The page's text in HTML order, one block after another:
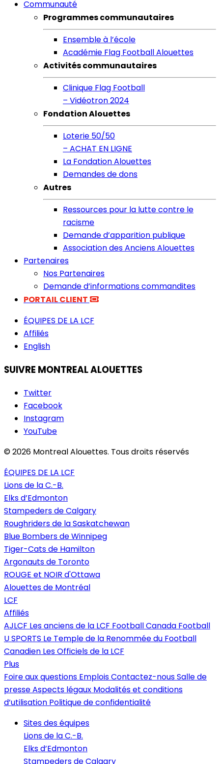
Communauté
Programmes communautaires
Ensemble à l’école
Académie Flag Football Alouettes
Activités communautaires
Clinique Flag Football
– Vidéotron 2024
Fondation Alouettes
Loterie 50/50
– ACHAT EN LIGNE
La Fondation Alouettes
Demandes de dons
Autres
Ressources pour la lutte contre le
racisme
Demande d’apparition publique
Association des Anciens Alouettes
Partenaires
Nos Partenaires
Demande d’informations commandites
PORTAIL CLIENT
ÉQUIPES DE LA LCF
Affiliés
English
SUIVRE MONTREAL ALOUETTES
Twitter
Facebook
Instagram
YouTube
© 2026 Montreal Alouettes. Tous droits réservés
ÉQUIPES DE LA LCF
Lions de la C.-B.
Elks d’Edmonton
Stampeders de Calgary
Roughriders de la Saskatchewan
Blue Bombers de Winnipeg
Tiger-Cats de Hamilton
Argonauts de Toronto
ROUGE et NOIR d'Ottawa
Alouettes de Montréal
LCF
Affiliés
AJLCFLes anciens de la LCFFootball CanadaFootball
U SPORTSLe Temple de la Renommée du Football
CanadienLes Officiels de la LCF
Plus
Foire aux questionsEmploisContactez-nousSalle de
presseAspects légauxModalités et conditions
d’utilisationPolitique de confidentialité
Sites des équipes
Lions de la C.-B.
Elks d’Edmonton